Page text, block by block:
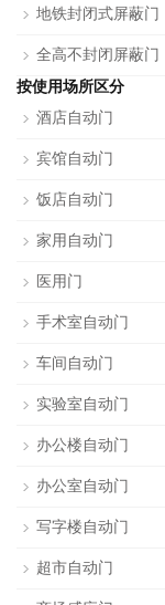
地铁封闭式屏蔽门
全高不封闭屏蔽门
按使用场所区分
酒店自动门
宾馆自动门
饭店自动门
家用自动门
医用门
手术室自动门
车间自动门
实验室自动门
办公楼自动门
办公室自动门
写字楼自动门
超市自动门